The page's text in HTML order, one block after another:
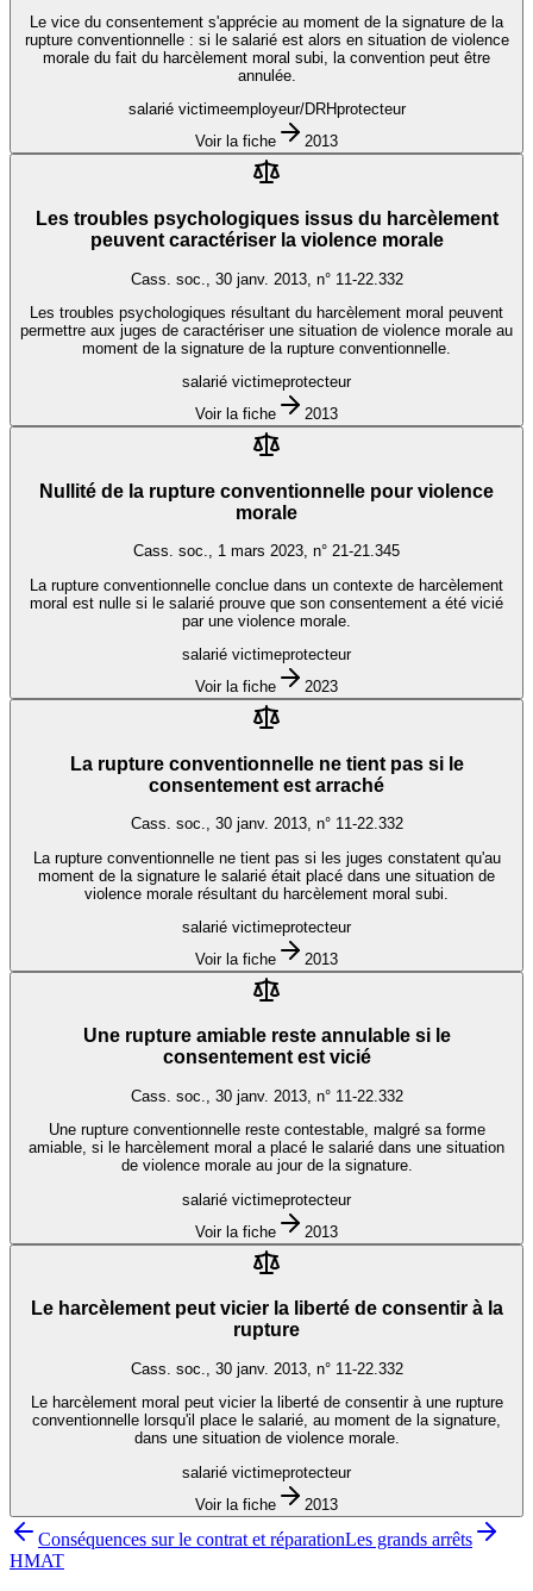
Le vice du consentement s'apprécie au moment de la signature de la
rupture conventionnelle : si le salarié est alors en situation de violence
morale du fait du harcèlement moral subi, la convention peut être
annulée.
salarié victimeemployeur/DRHprotecteur
Voir la fiche
2013
Les troubles psychologiques issus du harcèlement
peuvent caractériser la violence morale
Cass. soc., 30 janv. 2013, n° 11-22.332
Les troubles psychologiques résultant du harcèlement moral peuvent
permettre aux juges de caractériser une situation de violence morale au
moment de la signature de la rupture conventionnelle.
salarié victimeprotecteur
Voir la fiche
2013
Nullité de la rupture conventionnelle pour violence
morale
Cass. soc., 1 mars 2023, n° 21-21.345
La rupture conventionnelle conclue dans un contexte de harcèlement
moral est nulle si le salarié prouve que son consentement a été vicié
par une violence morale.
salarié victimeprotecteur
Voir la fiche
2023
La rupture conventionnelle ne tient pas si le
consentement est arraché
Cass. soc., 30 janv. 2013, n° 11-22.332
La rupture conventionnelle ne tient pas si les juges constatent qu'au
moment de la signature le salarié était placé dans une situation de
violence morale résultant du harcèlement moral subi.
salarié victimeprotecteur
Voir la fiche
2013
Une rupture amiable reste annulable si le
consentement est vicié
Cass. soc., 30 janv. 2013, n° 11-22.332
Une rupture conventionnelle reste contestable, malgré sa forme
amiable, si le harcèlement moral a placé le salarié dans une situation
de violence morale au jour de la signature.
salarié victimeprotecteur
Voir la fiche
2013
Le harcèlement peut vicier la liberté de consentir à la
rupture
Cass. soc., 30 janv. 2013, n° 11-22.332
Le harcèlement moral peut vicier la liberté de consentir à une rupture
conventionnelle lorsqu'il place le salarié, au moment de la signature,
dans une situation de violence morale.
salarié victimeprotecteur
Voir la fiche
2013
Conséquences sur le contrat et réparationLes grands arrêts
HMAT